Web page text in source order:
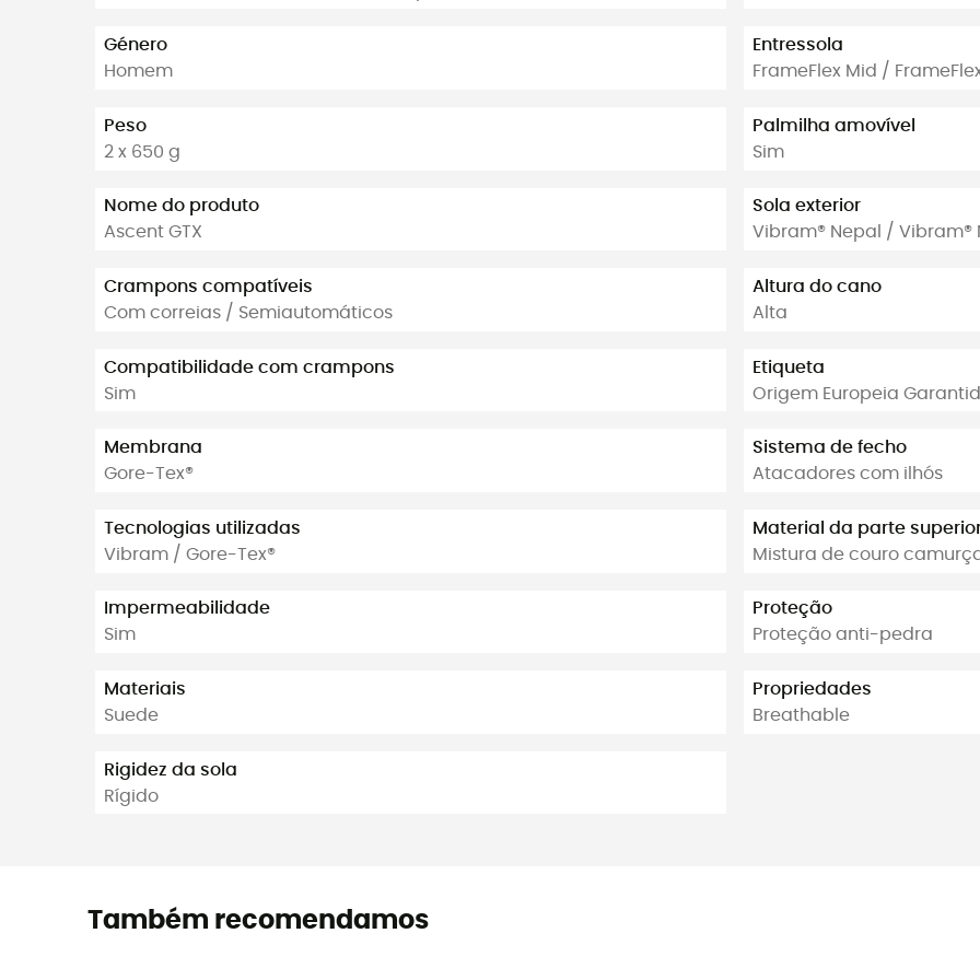
Género
Homem
Peso
2 x 650 g
Nome do produto
Ascent GTX
Crampons compatíveis
Com correias / Semiautomáticos
Compatibilidade com crampons
Sim
Membrana
Gore-Tex®
Tecnologias utilizadas
Vibram / Gore-Tex®
Impermeabilidade
Sim
Materiais
Suede
Rigidez da sola
Rígido
Entressola
FrameFlex Mid /
Palmilha amovível
Sim
Sola exterior
Vibram® Nepal / Vibram®
Altura do cano
Alta
Etiqueta
Origem Europeia
Sistema de fecho
Atacadores com ilhós
Material da parte
Mistura de couro
Proteção
Proteção anti-pedra
Propriedades
Breathable
Também recomendamos